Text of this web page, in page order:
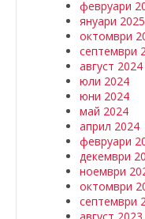
февруари
януари 2025
октомври
септември
август 2024
юли 2024
юни 2024
май 2024
април 2024
февруари
декември
ноември
октомври
септември